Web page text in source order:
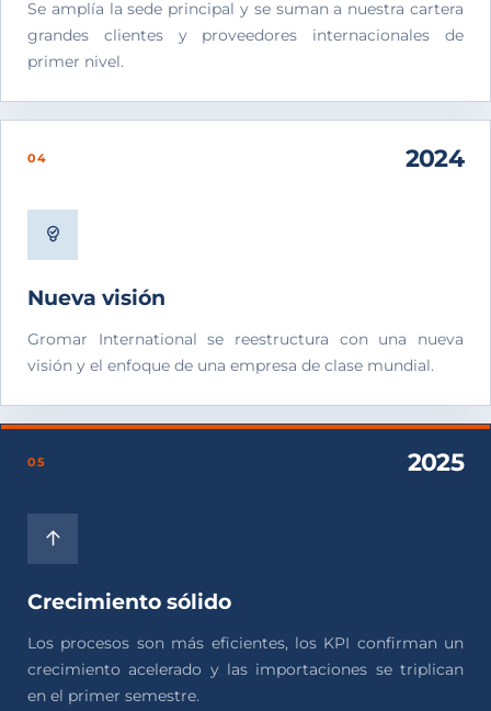
Se amplía la sede principal y se suman a nuestra cartera
grandes clientes y proveedores internacionales de
primer nivel.
04 2024
Nueva visión
Gromar International se reestructura con una nueva
visión y el enfoque de una empresa de clase mundial.
05 2025
Crecimiento sólido
Los procesos son más eficientes, los KPI confirman un
crecimiento acelerado y las importaciones se triplican
en el primer semestre.